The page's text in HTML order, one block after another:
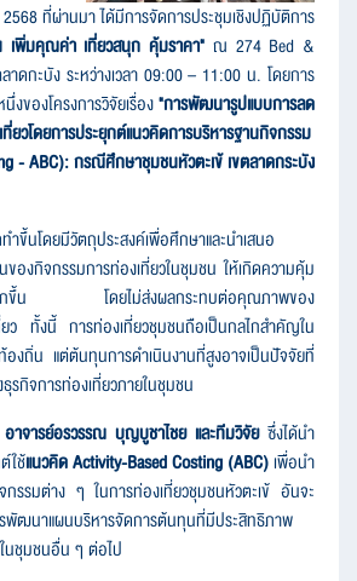
ที่ผ่านมา ได้มีการจัดการประชุมเชิงปฏิบัติการ
พิ่มคุณค่า เที่ยวสนุก คุ้มราคา" ณ 274 Bed &
าดกะบัง ระหว่างเวลา 09:00 – 11:00 น. โดยการ
งของโครงการวิจัยเรื่อง"การพัฒนารูปแบบการลด
ยวโดยการประยุกต์แนวคิดการบริหารฐานกิจกรรม
- ABC): กรณีศึกษาชุมชนหัวตะเข้ เขตลาดกระบัง
ำขึ้นโดยมีวัตถุประสงค์เพื่อศึกษาและนำเสนอ
องกิจกรรมการท่องเที่ยวในชุมชน ให้เกิดความคุ้ม
มากขึ้น โดยไม่ส่งผลกระทบต่อคุณภาพของ
ว ทั้งนี้ การท่องเที่ยวชุมชนถือเป็นกลไกสำคัญใน
องถิ่น แต่ต้นทุนการดำเนินงานที่สูงอาจเป็นปัจจัยที่
กิจการท่องเที่ยวภายในชุมชน
อาจารย์อรวรรณ บุญบูชาไชย และทีมวิจัย ซึ่งได้นำ
ใช้แนวคิด Activity-Based Costing (ABC) เพื่อนำ
กรรมต่าง ๆ ในการท่องเที่ยวชุมชนหัวตะเข้ อันจะ
พัฒนาแผนบริหารจัดการต้นทุนที่มีประสิทธิภาพ
นชุมชนอื่น ๆ ต่อไป